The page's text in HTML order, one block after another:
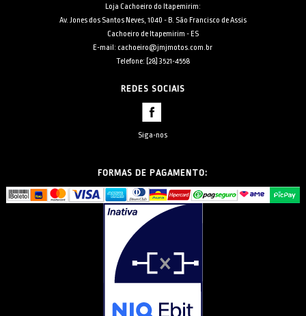
Loja Cachoeiro do Itapemirim:
Av. Jones dos Santos Neves, 1040 - B. São Francisco de Assis
Cachoeiro de Itapemirim - ES
E-mail: cachoeiro@jmjmotos.com.br
Telefone: [28] 3521-4558
REDES SOCIAIS
Siga-nos
FORMAS DE PAGAMENTO: